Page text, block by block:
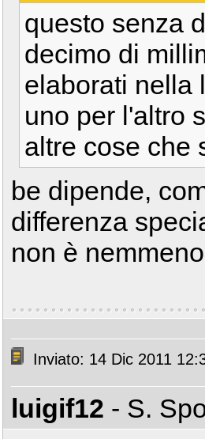
questo senza
decimo di
elaborati nella
uno per l'altro
altre cose che
be dipende,
differenza
non è
Inviato: 14 Dic 2011
luigif12 - S.